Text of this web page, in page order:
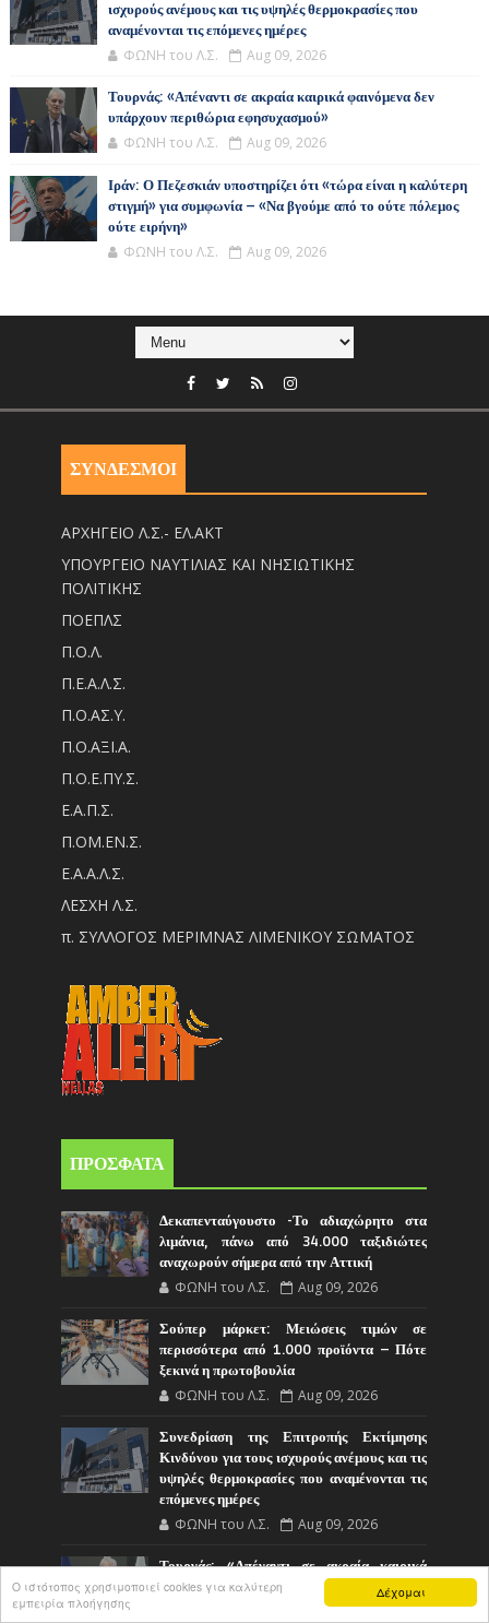
Δέχομαι
Ο ιστότοπος χρησιμοποιεί cookies για καλύτερη
εμπειρία πλοήγησης
ισχυρούς ανέμους και τις υψηλές θερμοκρασίες που
αναμένονται τις επόμενες ημέρες
ΦΩΝΗ του Λ.Σ. Aug 09, 2026
Τουρνάς: «Απέναντι σε ακραία καιρικά φαινόμενα δεν
υπάρχουν περιθώρια εφησυχασμού»
ΦΩΝΗ του Λ.Σ. Aug 09, 2026
Ιράν: Ο Πεζεσκιάν υποστηρίζει ότι «τώρα είναι η καλύτερη
στιγμή» για συμφωνία – «Να βγούμε από το ούτε πόλεμος
ούτε ειρήνη»
ΦΩΝΗ του Λ.Σ. Aug 09, 2026
ΣΥΝΔΕΣΜΟΙ
ΑΡΧΗΓΕΙΟ Λ.Σ.- ΕΛ.ΑΚΤ
ΥΠΟΥΡΓΕΙΟ ΝΑΥΤΙΛΙΑΣ ΚΑΙ ΝΗΣΙΩΤΙΚΗΣ
ΠΟΛΙΤΙΚΗΣ
ΠΟΕΠΛΣ
Π.Ο.Λ.
Π.Ε.Α.Λ.Σ.
Π.Ο.ΑΣ.Υ.
Π.Ο.ΑΞΙ.Α.
Π.Ο.Ε.ΠΥ.Σ.
Ε.Α.Π.Σ.
Π.ΟM.EN.Σ.
Ε.Α.Α.Λ.Σ.
ΛΕΣΧΗ Λ.Σ.
π. ΣΥΛΛΟΓΟΣ ΜΕΡΙΜΝΑΣ ΛΙΜΕΝΙΚΟΥ ΣΩΜΑΤΟΣ
ΠΡΟΣΦΑΤΑ
Δεκαπενταύγουστο -Το αδιαχώρητο στα
λιμάνια, πάνω από 34.000 ταξιδιώτες
αναχωρούν σήμερα από την Αττική
ΦΩΝΗ του Λ.Σ. Aug 09, 2026
Σούπερ μάρκετ: Μειώσεις τιμών σε
περισσότερα από 1.000 προϊόντα – Πότε
ξεκινά η πρωτοβουλία
ΦΩΝΗ του Λ.Σ. Aug 09, 2026
Συνεδρίαση της Επιτροπής Εκτίμησης
Κινδύνου για τους ισχυρούς ανέμους και τις
υψηλές θερμοκρασίες που αναμένονται τις
επόμενες ημέρες
ΦΩΝΗ του Λ.Σ. Aug 09, 2026
Τουρνάς: «Απέναντι σε ακραία καιρικά
φαινόμενα δεν υπάρχουν περιθώρια